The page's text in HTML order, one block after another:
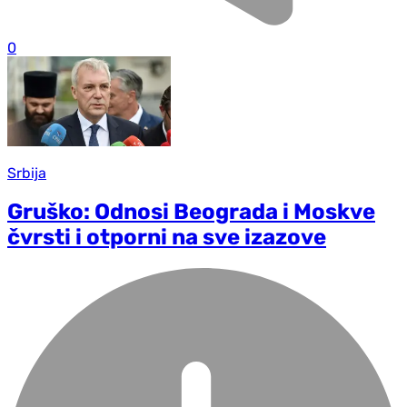
0
Srbija
Gruško: Odnosi Beograda i Moskve
čvrsti i otporni na sve izazove